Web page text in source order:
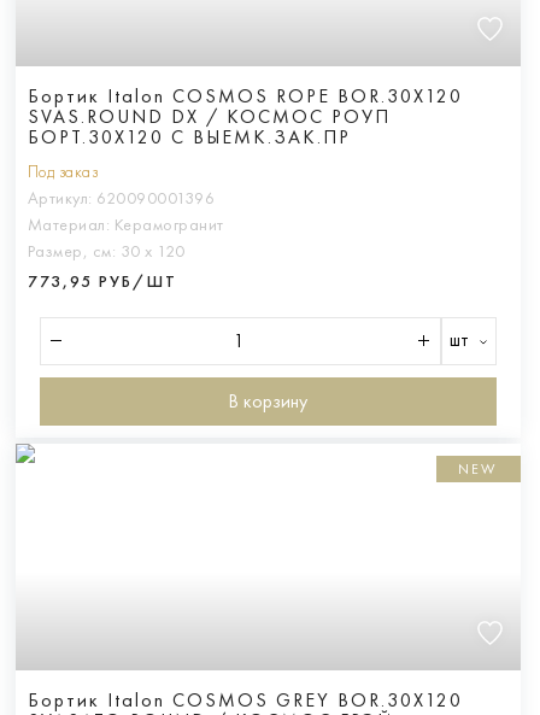
Бортик Italon COSMOS ROPE BOR.30X120
SVAS.ROUND DX / КОСМОС РОУП
БОРТ.30X120 С ВЫЕМК.ЗАК.ПР
Под заказ
Артикул: 620090001396
Материал: Керамогранит
Размер, см: 30 х 120
773,95 РУБ/ШТ
шт
В корзину
NEW
Бортик Italon COSMOS GREY BOR.30X120